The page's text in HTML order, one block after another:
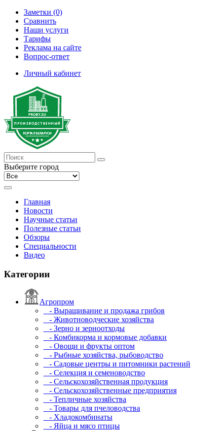
Заметки (0)
Сравнить
Наши услуги
Тарифы
Реклама на сайте
Вопрос-ответ
Личный кабинет
Выберите город
Главная
Новости
Научные статьи
Полезные статьи
Обзоры
Специальности
Видео
Категории
Агропром
- Выращивание и продажа грибов
- Животноводческие хозяйства
- Зерно и зерноотходы
- Комбикорма и кормовые добавки
- Овощи и фрукты оптом
- Рыбные хозяйства, рыбоводство
- Садовые центры и питомники растений
- Селекция и семеноводство
- Сельскохозяйственная продукция
- Сельскохозяйственные предприятия
- Тепличные хозяйства
- Товары для пчеловодства
- Хладокомбинаты
- Яйца и мясо птицы